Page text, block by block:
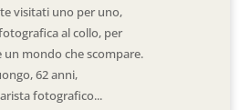
visitati uno per uno,
al collo, per
un mondo che scompare.
62 anni,
fotografico...